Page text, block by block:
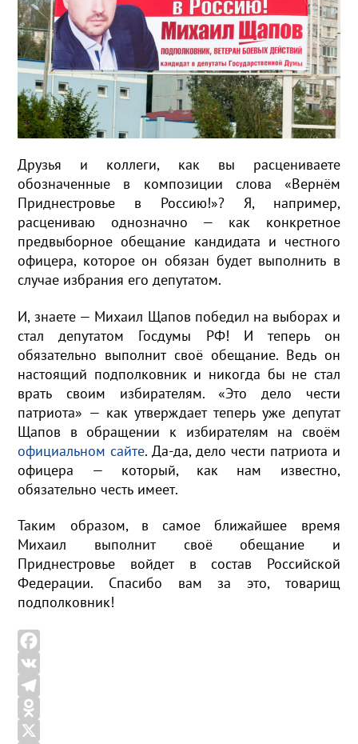
Друзья и коллеги, как вы расцениваете
обозначенные в композиции слова «Вернём
Приднестровье в Россию!»? Я, например,
расцениваю однозначно — как конкретное
предвыборное обещание кандидата и честного
офицера, которое он обязан будет выполнить в
случае избрания его депутатом.
И, знаете — Михаил Щапов победил на выборах и
стал депутатом Госдумы РФ! И теперь он
обязательно выполнит своё обещание. Ведь он
настоящий подполковник и никогда бы не стал
врать своим избирателям. «Это дело чести
патриота» — как утверждает теперь уже депутат
Щапов в обращении к избирателям на своём
официальном сайте. Да-да, дело чести патриота и
офицера — который, как нам известно,
обязательно честь имеет.
Таким образом, в самое ближайшее время
Михаил выполнит своё обещание и
Приднестровье войдет в состав Российской
Федерации. Спасибо вам за это, товарищ
подполковник!
F
a
c
e
V
K
T
eO